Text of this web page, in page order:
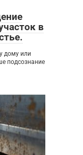
в
дому или
подсознание